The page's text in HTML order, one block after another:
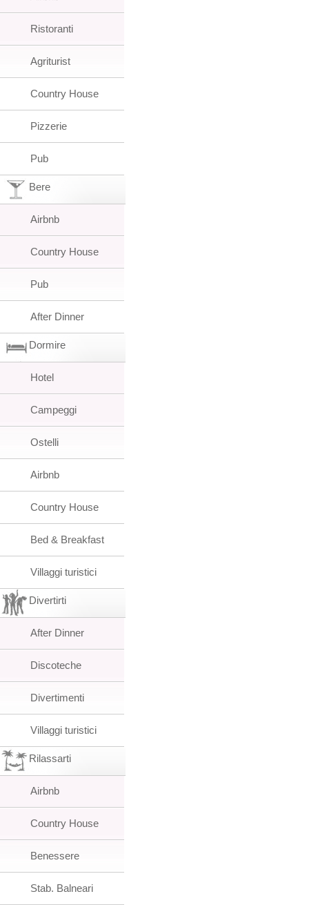
Ristoranti
Agriturist
Country House
Pizzerie
Pub
Bere
Airbnb
Country House
Pub
After Dinner
Dormire
Hotel
Campeggi
Ostelli
Airbnb
Country House
Bed & Breakfast
Villaggi turistici
Divertirti
After Dinner
Discoteche
Divertimenti
Villaggi turistici
Rilassarti
Airbnb
Country House
Benessere
Stab. Balneari